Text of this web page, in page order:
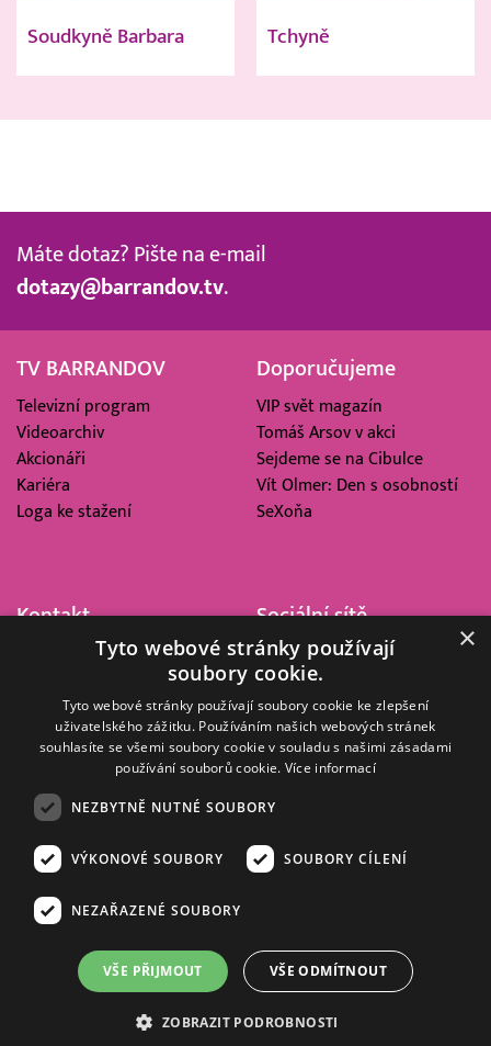
Soudkyně Barbara Tchyně
Máte dotaz? Pište na e-mail
dotazy@barrandov.tv.
TV BARRANDOV
Televizní program
Videoarchiv
Akcionáři
Kariéra
Loga ke stažení
Doporučujeme
VIP svět magazín
Tomáš Arsov v akci
Sejdeme se na Cibulce
Vít Olmer: Den s osobností
SeXoňa
Kontakt
Barrandov Televizní Studio,
Kříženeckého nám. 322
152 00 Praha 5
IČ 416 93 311
Sociální sítě
© 2008–2026 EMPRESA MEDIA, a.s. Všechna práva vyhrazena.
Zásady ochrany osobních a dalších zpracovávaných údajů
Informace o měření sledovanosti videa ve video archivu
Nielsen Digital Measurement
. Využíváme grafické podklady z
depositphotos.com .
×
Tyto webové stránky používají
soubory cookie.
Tyto webové stránky používají soubory cookie ke zlepšení
uživatelského zážitku. Používáním našich webových stránek
souhlasíte se všemi soubory cookie v souladu s našimi zásadami
používání souborů cookie. Více informací
NEZBYTNĚ NUTNÉ SOUBORY
VÝKONOVÉ SOUBORY SOUBORY CÍLENÍ
NEZAŘAZENÉ SOUBORY
VŠE PŘIJMOUT VŠE ODMÍTNOUT
ZOBRAZIT PODROBNOSTI